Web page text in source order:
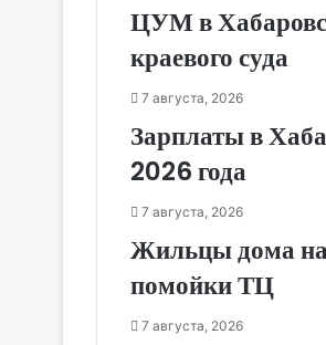
ЦУМ в
краевого суда
7 августа, 2026
Зарплаты в
2026 года
7 августа, 2026
Жильцы дома на
помойки ТЦ
7 августа, 2026